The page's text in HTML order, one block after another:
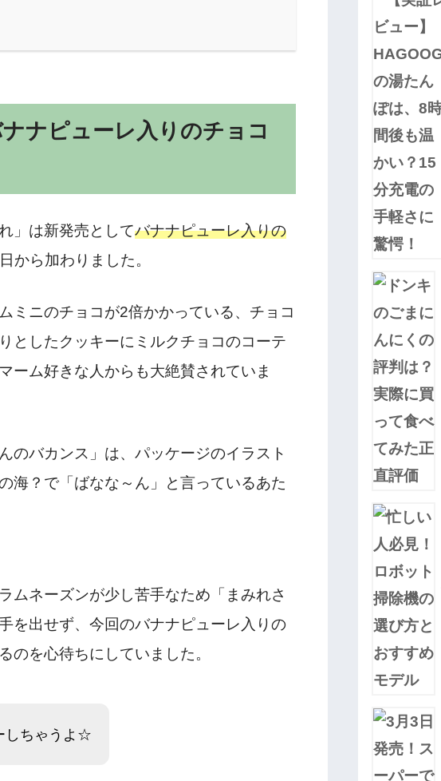
ナピューレ入りのチョコ
」は新発売としてバナナピューレ入りの
から加わりました。
ミニのチョコが2倍かかっている、チョコ
としたクッキーにミルクチョコのコーテ
ーム好きな人からも大絶賛されていま
のバカンス」は、パッケージのイラスト
海？で「ばなな～ん」と言っているあた
ムネーズンが少し苦手なため「まみれさ
を出せず、今回のバナナピューレ入りの
のを心待ちにしていました。
しちゃうよ☆